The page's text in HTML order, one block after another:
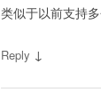
类似于以前支持
Reply ↓